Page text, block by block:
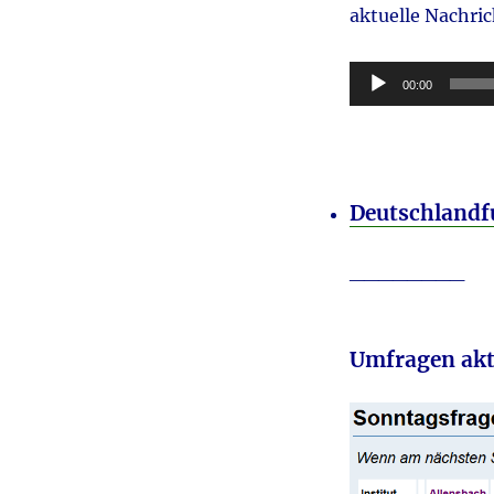
aktuelle
Audio-
Player
00:00
Umfragen